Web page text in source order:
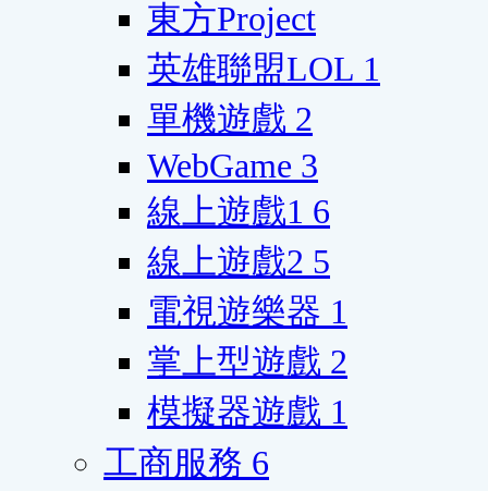
東方Project
英雄聯盟LOL 1
單機遊戲 2
WebGame 3
線上遊戲1 6
線上遊戲2 5
電視遊樂器 1
掌上型遊戲 2
模擬器遊戲 1
工商服務 6